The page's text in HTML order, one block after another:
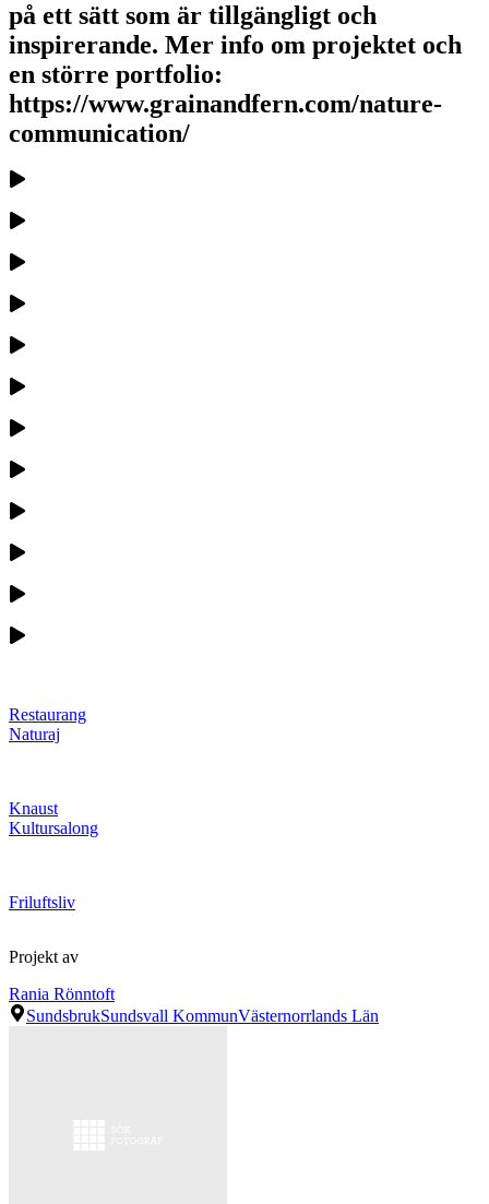
på ett sätt som är tillgängligt och
inspirerande. Mer info om projektet och
en större portfolio:
https://www.grainandfern.com/nature-
communication/
Restaurang
Naturaj
Knaust
Kultursalong
Friluftsliv
Projekt av
Rania Rönntoft
SundsbrukSundsvall KommunVästernorrlands Län